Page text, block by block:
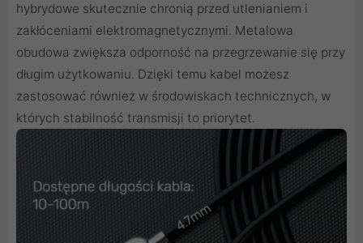
hybrydowe skutecznie chronią przed utlenianiem i
zakłóceniami elektromagnetycznymi. Metalowa
obudowa zwiększa odporność na przegrzewanie się przy
długim użytkowaniu. Dzięki temu kabel możesz
zastosować również w środowiskach technicznych, w
których stabilność transmisji to priorytet.